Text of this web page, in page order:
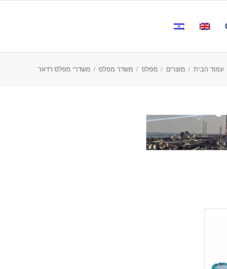
עמוד הבית / מוצרים / מפלס / משדר מפלס / משדרי מפלס רדאר